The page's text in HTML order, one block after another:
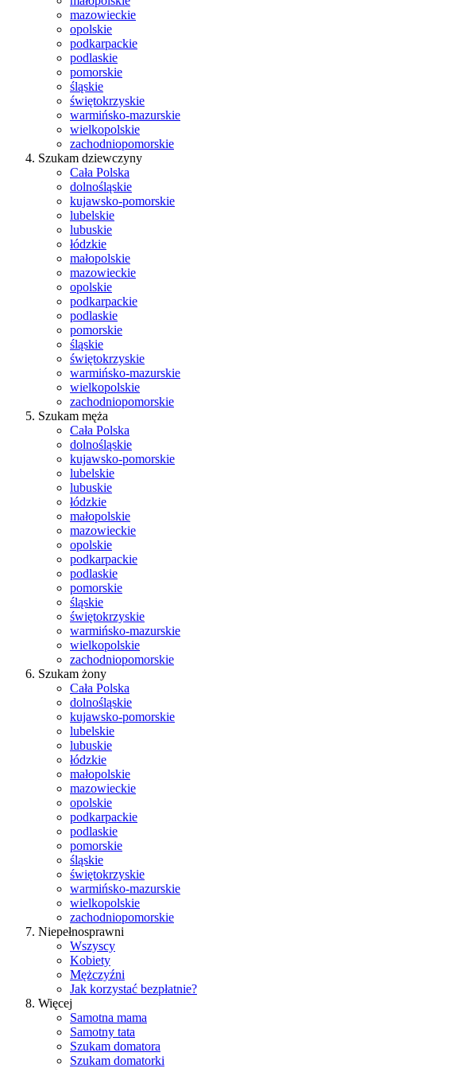
mazowieckie
opolskie
podkarpackie
podlaskie
pomorskie
śląskie
świętokrzyskie
warmińsko-mazurskie
wielkopolskie
zachodniopomorskie
Szukam dziewczyny
Cała Polska
dolnośląskie
kujawsko-pomorskie
lubelskie
lubuskie
łódzkie
małopolskie
mazowieckie
opolskie
podkarpackie
podlaskie
pomorskie
śląskie
świętokrzyskie
warmińsko-mazurskie
wielkopolskie
zachodniopomorskie
Szukam męża
Cała Polska
dolnośląskie
kujawsko-pomorskie
lubelskie
lubuskie
łódzkie
małopolskie
mazowieckie
opolskie
podkarpackie
podlaskie
pomorskie
śląskie
świętokrzyskie
warmińsko-mazurskie
wielkopolskie
zachodniopomorskie
Szukam żony
Cała Polska
dolnośląskie
kujawsko-pomorskie
lubelskie
lubuskie
łódzkie
małopolskie
mazowieckie
opolskie
podkarpackie
podlaskie
pomorskie
śląskie
świętokrzyskie
warmińsko-mazurskie
wielkopolskie
zachodniopomorskie
Niepełnosprawni
Wszyscy
Kobiety
Mężczyźni
Jak korzystać bezpłatnie?
Więcej
Samotna mama
Samotny tata
Szukam domatora
Szukam domatorki